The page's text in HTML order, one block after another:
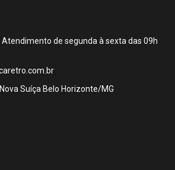
Suíça Belo Horizonte/MG